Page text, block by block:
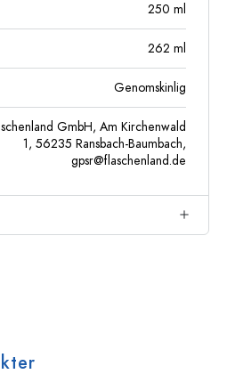
250 ml
262 ml
Genomskinlig
GmbH, Am Kirchenwald
1, 56235 Ransbach-Baumbach,
gpsr@flaschenland.de